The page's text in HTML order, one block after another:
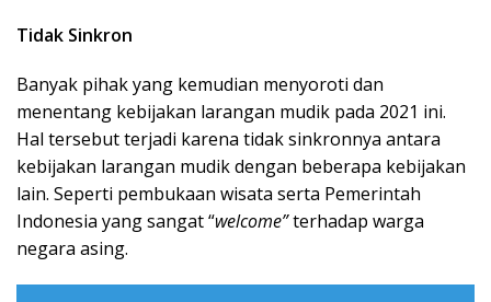
Tidak Sinkron
Banyak pihak yang kemudian menyoroti dan
menentang kebijakan larangan mudik pada 2021 ini.
Hal tersebut terjadi karena tidak sinkronnya antara
kebijakan larangan mudik dengan beberapa kebijakan
lain. Seperti pembukaan wisata serta Pemerintah
Indonesia yang sangat “welcome”terhadap warga
negara asing.